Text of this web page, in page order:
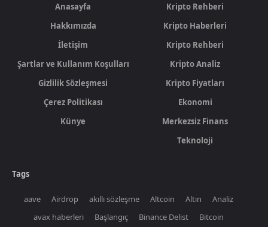
Anasayfa
Hakkımızda
İletişim
Şartlar ve Kullanım Koşulları
Gizlilik Sözleşmesi
Çerez Politikası
Künye
Kripto Rehberi
Kripto Haberleri
Kripto Rehberi
Kripto Analiz
Kripto Fiyatları
Ekonomi
Merkezsiz Finans
Teknoloji
Tags
aave Airdrop akıllı sözleşme Altcoin Altın
Analiz
avax haberleri
Başlangıç Binance Delist
Bitcoin